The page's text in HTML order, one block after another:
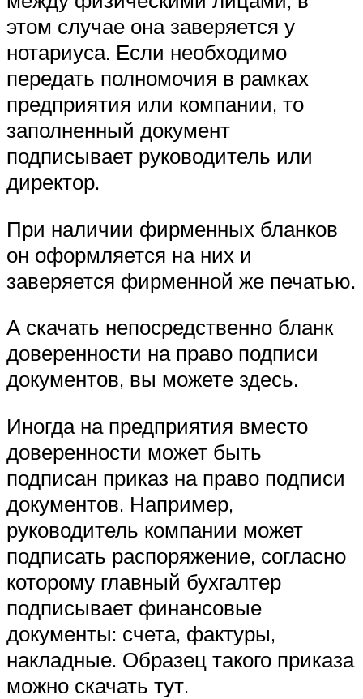
этом случае она заверяется у
нотариуса. Если необходимо
передать полномочия в рамках
предприятия или компании, то
заполненный документ
подписывает руководитель или
директор.
При наличии фирменных бланков
он оформляется на них и
заверяется фирменной же печатью.
А скачать непосредственно бланк
доверенности на право подписи
документов, вы можете здесь.
Иногда на предприятия вместо
доверенности может быть
подписан приказ на право подписи
документов. Например,
руководитель компании может
подписать распоряжение, согласно
которому главный бухгалтер
подписывает финансовые
документы: счета, фактуры,
накладные. Образец такого приказа
можно скачать тут.